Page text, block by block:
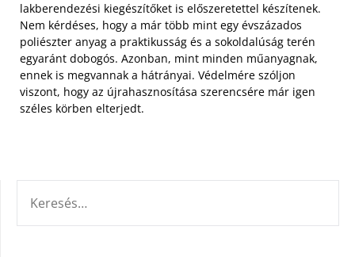
lakberendezési kiegészítőket is előszeretettel készítenek.
Nem kérdéses, hogy a már több mint egy évszázados
poliészter anyag a praktikusság és a sokoldalúság terén
egyaránt dobogós. Azonban, mint minden műanyagnak,
ennek is megvannak a hátrányai. Védelmére szóljon
viszont, hogy az újrahasznosítása szerencsére már igen
széles körben elterjedt.